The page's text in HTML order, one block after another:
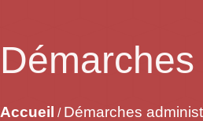
Accueil / Démarches